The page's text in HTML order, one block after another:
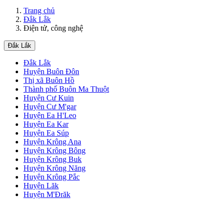
Trang chủ
Đắk Lắk
Điện tử, công nghệ
Đắk Lắk
Đắk Lắk
Huyện Buôn Đôn
Thị xã Buôn Hồ
Thành phố Buôn Ma Thuột
Huyện Cư Kuin
Huyện Cư M'gar
Huyện Ea H'Leo
Huyện Ea Kar
Huyện Ea Súp
Huyện Krông Ana
Huyện Krông Bông
Huyện Krông Buk
Huyện Krông Năng
Huyện Krông Pắc
Huyện Lăk
Huyện M'Đrăk